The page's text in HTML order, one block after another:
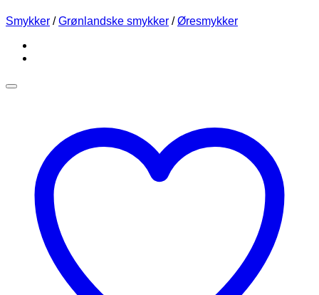
Smykker / Grønlandske smykker / Øresmykker